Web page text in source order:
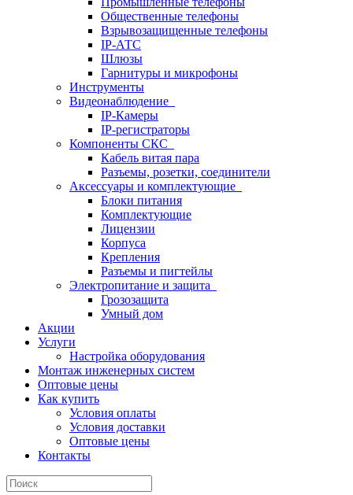
Общественные телефоны
Взрывозащищенные телефоны
IP-АТС
Шлюзы
Гарнитуры и микрофоны
Инструменты
Видеонаблюдение
IP-Камеры
IP-регистраторы
Компоненты СКС
Кабель витая пара
Разъемы, розетки, соединители
Аксессуары и комплектующие
Блоки питания
Комплектующие
Лицензии
Корпуса
Крепления
Разъемы и пигтейлы
Электропитание и защита
Грозозащита
Умный дом
Акции
Услуги
Настройка оборудования
Монтаж инженерных систем
Оптовые цены
Как купить
Условия оплаты
Условия доставки
Оптовые цены
Контакты